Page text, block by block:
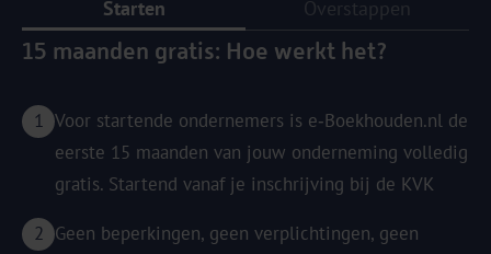
Starten
15 maanden gratis: Hoe werkt het?
Voor startende ondernemers is e‑Boekhouden.nl de
eerste 15 maanden van jouw onderneming volledig
gratis. Startend vanaf je inschrijving bij de KVK
Geen beperkingen, geen verplichtingen, geen
Overstappen